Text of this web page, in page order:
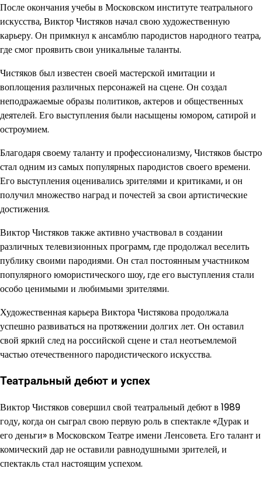
После окончания учебы в Московском институте театрального
искусства, Виктор Чистяков начал свою художественную
карьеру. Он примкнул к ансамблю пародистов народного театра,
где смог проявить свои уникальные таланты.
Чистяков был известен своей мастерской имитации и
воплощения различных персонажей на сцене. Он создал
неподражаемые образы политиков, актеров и общественных
деятелей. Его выступления были насыщены юмором, сатирой и
остроумием.
Благодаря своему таланту и профессионализму, Чистяков быстро
стал одним из самых популярных пародистов своего времени.
Его выступления оценивались зрителями и критиками, и он
получил множество наград и почестей за свои артистические
достижения.
Виктор Чистяков также активно участвовал в создании
различных телевизионных программ, где продолжал веселить
публику своими пародиями. Он стал постоянным участником
популярного юмористического шоу, где его выступления стали
особо ценимыми и любимыми зрителями.
Художественная карьера Виктора Чистякова продолжала
успешно развиваться на протяжении долгих лет. Он оставил
свой яркий след на российской сцене и стал неотъемлемой
частью отечественного пародистического искусства.
Театральный дебют и успех
Виктор Чистяков совершил свой театральный дебют в 1989
году, когда он сыграл свою первую роль в спектакле «Дурак и
его деньги» в Московском Театре имени Ленсовета. Его талант и
комический дар не оставили равнодушными зрителей, и
спектакль стал настоящим успехом.